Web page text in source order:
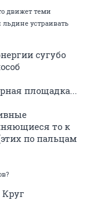
движет теми
устраивать
сугубо
площадка...
то к
по пальцам